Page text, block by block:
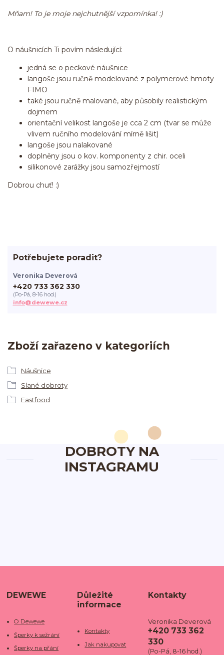
Mňam! To je moje nejchutnější vzpomínka! :)
O náušnicích Ti povím následující:
jedná se o peckové náušnice
langoše jsou ručně modelované z polymerové hmoty
FIMO
také jsou ručně malované, aby působily realistickým
dojmem
orientační velikost langoše je cca 2 cm (tvar se může
vlivem ručního modelování mírně lišit)
langoše jsou nalakované
doplněny jsou o kov. komponenty z chir. oceli
silikonové zarážky jsou samozřejmostí
Dobrou chuť! :)
Zboží zařazeno v kategoriích
Náušnice
Slané dobroty
Fastfood
Potřebujete poradit?
Veronika Deverová
+420 733 362 330
(Po-Pá, 8-16 hod.)
info@dewewe.cz
DOBROTY NA
INSTAGRAMU
DEWEWE
O Dewewe
Šperky k sežrání
Šperky na přání
Důležité
informace
Kontakty
Jak nakupovat
Kontakty
Veronika Deverová
+420 733 362
330
(Po-Pá, 8-16 hod.)